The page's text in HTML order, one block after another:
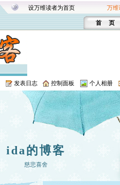
设万维读者为首页 万维
首 页
发表日志 控制面板 个人相册
ida的博客
慈悲喜舍